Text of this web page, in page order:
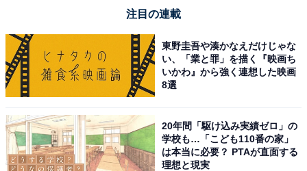
注目の連載
東野圭吾や湊かなえだけじゃな
い、「業と罪」を描く『映画ち
いかわ』から強く連想した映画
8選
20年間「駆け込み実績ゼロ」の
学校も…「こども110番の家」
は本当に必要？ PTAが直面する
理想と現実